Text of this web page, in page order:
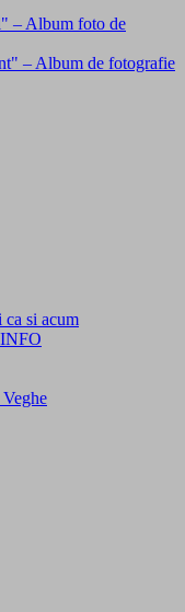
– Album foto de
– Album de fotografie
ca si acum